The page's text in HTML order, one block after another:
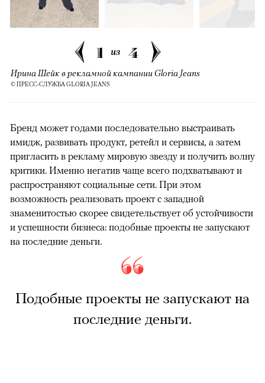
1 из 4
Ирина Шейк в рекламной кампании Gloria Jeans
© ПРЕСС-СЛУЖБА GLORIA JEANS
Бренд может годами последовательно выстраивать
имидж, развивать продукт, ретейл и сервисы, а затем
пригласить в рекламу мировую звезду и получить волну
критики. Именно негатив чаще всего подхватывают и
распространяют социальные сети. При этом
возможность реализовать проект с западной
знаменитостью скорее свидетельствует об устойчивости
и успешности бизнеса: подобные проекты не запускают
на последние деньги.
Подобные проекты не запускают на
последние деньги.